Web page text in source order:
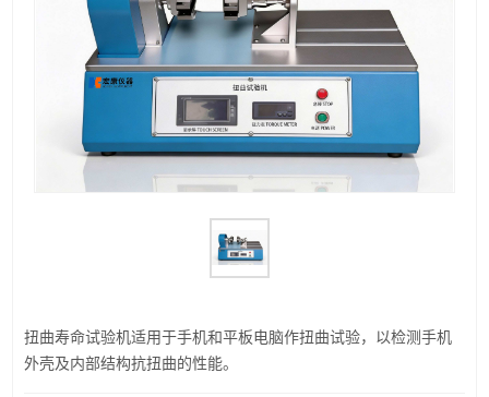
扭曲寿命试验机适用于手机和平板电脑作扭曲试验，以检测手机
外壳及内部结构抗扭曲的性能。